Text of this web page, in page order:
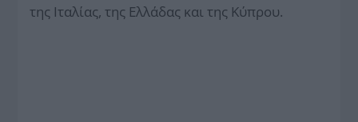
της Ιταλίας, της Ελλάδας και της Κύπρου.